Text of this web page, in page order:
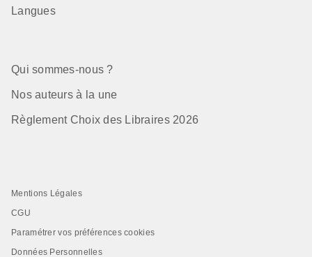
Langues
Qui sommes-nous ?
Nos auteurs à la une
Règlement Choix des Libraires 2026
Mentions Légales
CGU
Paramétrer vos préférences cookies
Données Personnelles